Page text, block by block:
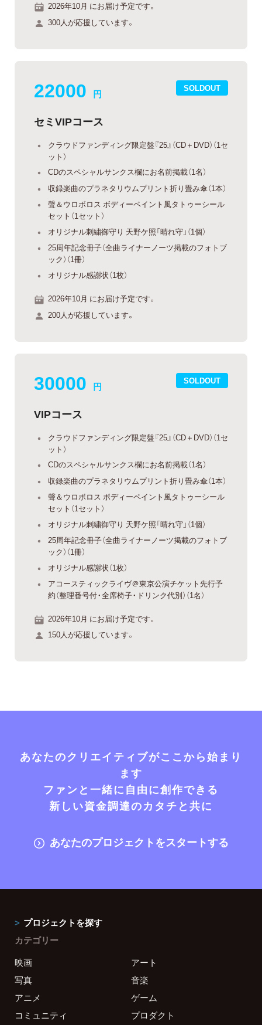
2026年10月 にお届け予定です。
300人が応援しています。
SOLDOUT
22000 円
セミVIPコース
クラウドファンディング限定盤『25』（CD＋DVD）（1セ
ット）
CDのスペシャルサンクス欄にお名前掲載（1名）
収録楽曲のプラネタリウムプリント折り畳み傘（1本）
聲＆ウロボロス ボディーペイント風タトゥーシール
セット（1セット）
オリジナル刺繍御守り 天野ケ照「晴れ守」（1個）
25周年記念冊子（全曲ライナーノーツ掲載のフォトブ
ック）（1冊）
オリジナル感謝状（1枚）
2026年10月 にお届け予定です。
200人が応援しています。
SOLDOUT
30000 円
VIPコース
クラウドファンディング限定盤『25』（CD＋DVD）（1セ
ット）
CDのスペシャルサンクス欄にお名前掲載（1名）
収録楽曲のプラネタリウムプリント折り畳み傘（1本）
聲＆ウロボロス ボディーペイント風タトゥーシール
セット（1セット）
オリジナル刺繍御守り 天野ケ照「晴れ守」（1個）
25周年記念冊子（全曲ライナーノーツ掲載のフォトブ
ック）（1冊）
オリジナル感謝状（1枚）
アコースティックライヴ＠東京公演チケット先行予
約（整理番号付・全席椅子・ドリンク代別）（1名）
2026年10月 にお届け予定です。
150人が応援しています。
あなたのクリエイティブがここから始まり
ます
ファンと一緒に自由に創作できる
新しい資金調達のカタチと共に
あなたのプロジェクトをスタートする
プロジェクトを探す
カテゴリー
映画
アート
写真
音楽
アニメ
ゲーム
コミュニティ
プロダクト